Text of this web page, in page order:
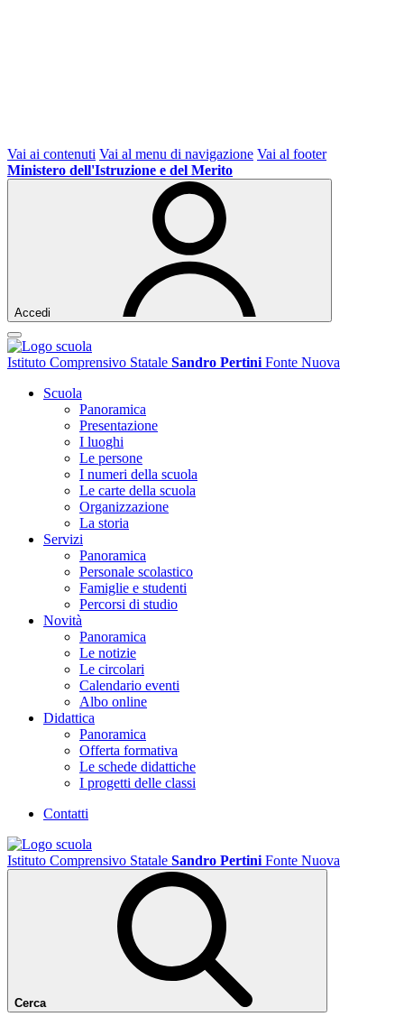
Vai ai contenuti Vai al menu di navigazione Vai al footer
Ministero dell'Istruzione e del Merito
Accedi
Istituto Comprensivo Statale Sandro Pertini Fonte Nuova
Scuola
Panoramica
Presentazione
I luoghi
Le persone
I numeri della scuola
Le carte della scuola
Organizzazione
La storia
Servizi
Panoramica
Personale scolastico
Famiglie e studenti
Percorsi di studio
Novità
Panoramica
Le notizie
Le circolari
Calendario eventi
Albo online
Didattica
Panoramica
Offerta formativa
Le schede didattiche
I progetti delle classi
Contatti
Istituto Comprensivo Statale Sandro Pertini Fonte Nuova
Cerca